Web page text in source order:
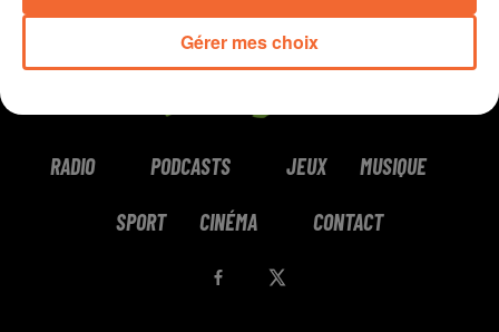
RADIO PODCASTS JEUX MUSIQUE
SPORT CINÉMA CONTACT
Gérer mes choix